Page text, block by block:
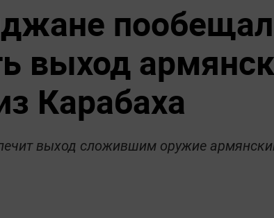
выход
Карабаха
выход сложившим оружие